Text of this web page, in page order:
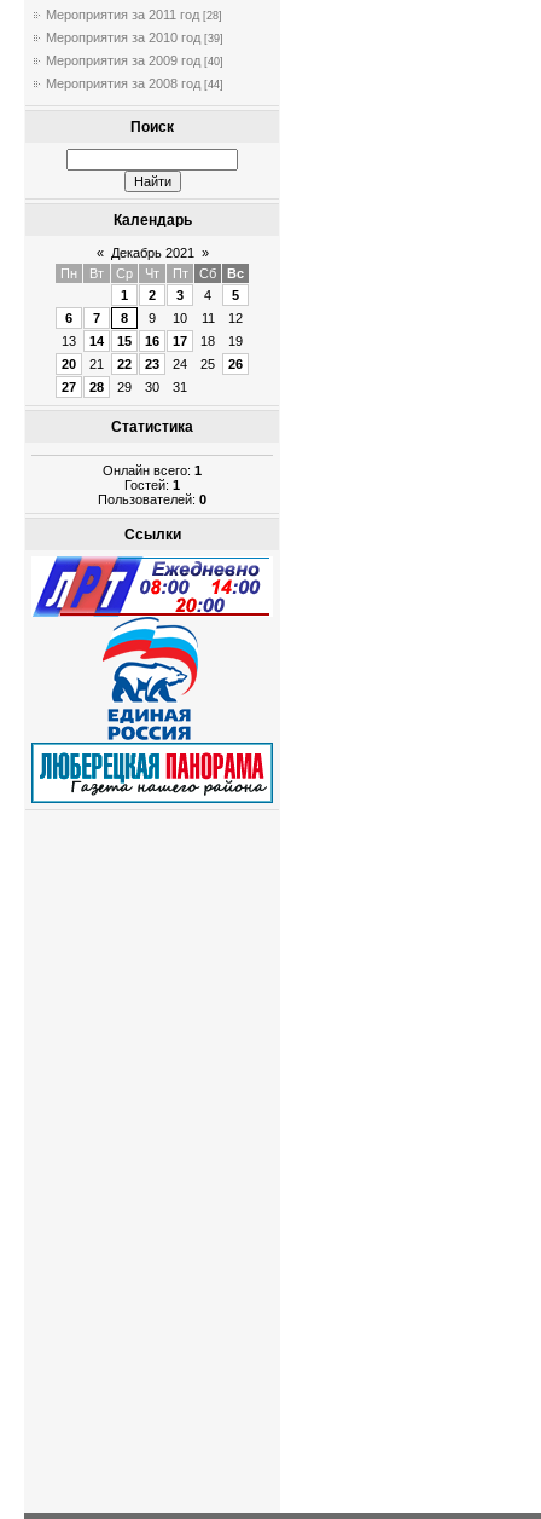
Мероприятия за 2011 год [28]
Мероприятия за 2010 год [39]
Мероприятия за 2009 год [40]
Мероприятия за 2008 год [44]
Поиск
Календарь
« Декабрь 2021
»
Пн
Вт Ср Чт Пт Сб
Вс
1
2 3 4
5
6
7 8 9 10 11
12
13
14 15 16 17 18
19
20
21 22 23 24 25
26
27
28 29 30 31
Статистика
Онлайн всего: 1
Гостей: 1
Пользователей: 0
Ссылки